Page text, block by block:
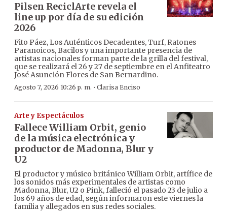
Pilsen ReciclArte revela el
line up por día de su edición
2026
Fito Páez, Los Auténticos Decadentes, Turf, Ratones
Paranoicos, Bacilos y una importante presencia de
artistas nacionales forman parte de la grilla del festival,
que se realizará el 26 y 27 de septiembre en el Anfiteatro
José Asunción Flores de San Bernardino.
Agosto 7, 2026 10:26 p. m. · Clarisa Enciso
Arte y Espectáculos
Fallece William Orbit, genio
de la música electrónica y
productor de Madonna, Blur y
U2
El productor y músico británico William Orbit, artífice de
los sonidos más experimentales de artistas como
Madonna, Blur, U2 o Pink, falleció el pasado 23 de julio a
los 69 años de edad, según informaron este viernes la
familia y allegados en sus redes sociales.